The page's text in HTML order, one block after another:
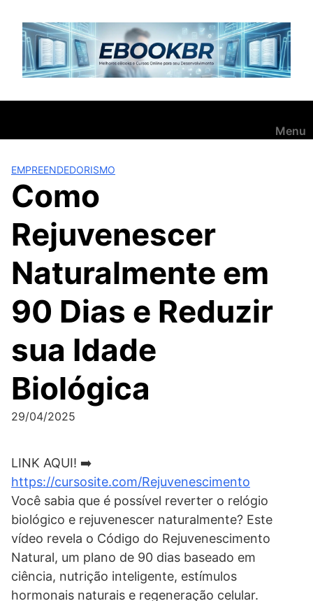
para
conteúdo
Menu
EMPREENDEDORISMO
Como
Rejuvenescer
Naturalmente em
90 Dias e Reduzir
sua Idade
Biológica
29/04/2025
LINK AQUI! ➡️
https://cursosite.com/Rejuvenescimento
Você sabia que é possível reverter o relógio
biológico e rejuvenescer naturalmente? Este
vídeo revela o Código do Rejuvenescimento
Natural, um plano de 90 dias baseado em
ciência, nutrição inteligente, estímulos
hormonais naturais e regeneração celular.